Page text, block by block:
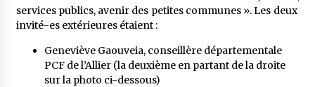
services publics, avenir des petites communes ». Les deux
invité-es extérieures étaient :
Geneviève Gaouveia, conseillère départementale
PCF de l’Allier (la deuxième en partant de la droite
sur la photo ci-dessous)